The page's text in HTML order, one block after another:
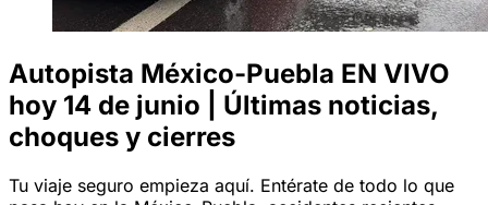
Autopista México-Puebla EN VIVO
hoy 14 de junio | Últimas noticias,
choques y cierres
Tu viaje seguro empieza aquí. Entérate de todo lo que